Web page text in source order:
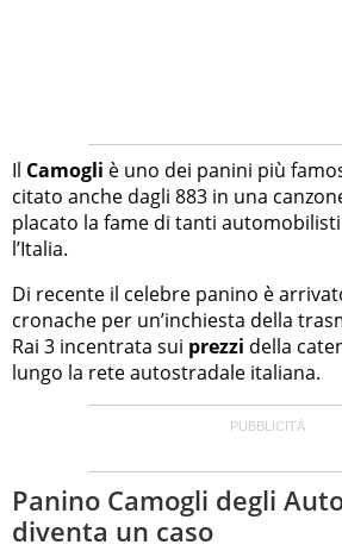
Il Camogli è uno dei panini più
citato anche dagli 883 in una
placato la fame di tanti
l’Italia.
Di recente il celebre panino è
cronache per un’inchiesta della
Rai 3 incentrata sui prezzi della
lungo la rete autostradale italiana.
Panino Camogli degli
diventa un caso